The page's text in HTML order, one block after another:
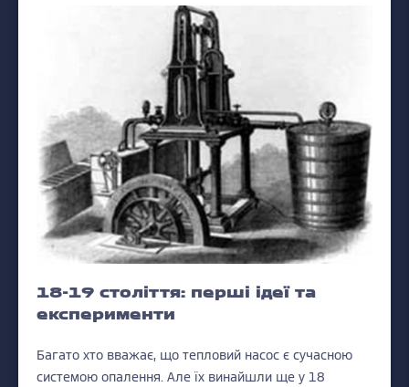
18-19 століття: перші ідеї та
експерименти
Багато хто вважає, що тепловий насос є сучасною
системою опалення. Але їх винайшли ще у 18